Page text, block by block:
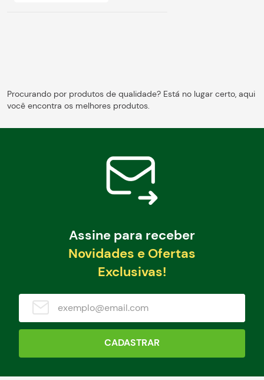
Procurando por produtos de qualidade? Está no lugar certo, aqui
você encontra os melhores produtos.
Assine para receber
Novidades e Ofertas
Exclusivas!
CADASTRAR